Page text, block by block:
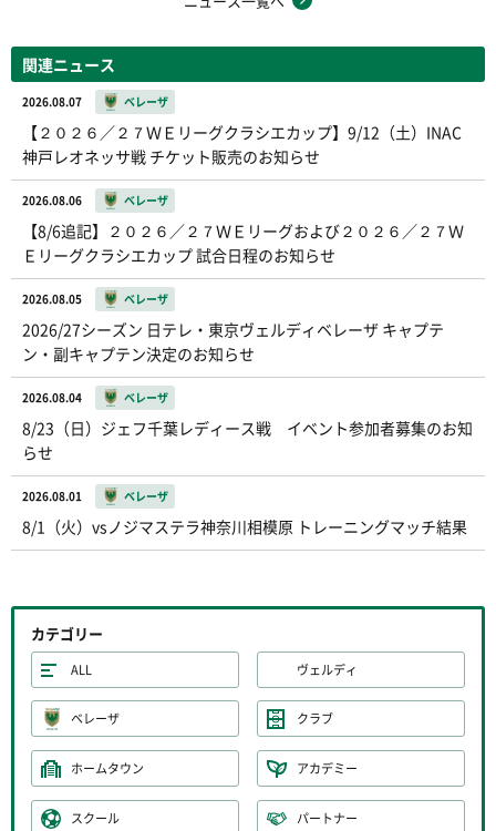
関連ニュース
2026.08.07 ベレーザ
【２０２６／２７ＷＥリーグクラシエカップ】9/12（土）INAC
神戸レオネッサ戦 チケット販売のお知らせ
2026.08.06 ベレーザ
【8/6追記】２０２６／２７ＷＥリーグおよび２０２６／２７Ｗ
Ｅリーグクラシエカップ 試合日程のお知らせ
2026.08.05 ベレーザ
2026/27シーズン 日テレ・東京ヴェルディベレーザ キャプテ
ン・副キャプテン決定のお知らせ
2026.08.04 ベレーザ
8/23（日）ジェフ千葉レディース戦 イベント参加者募集のお知
らせ
2026.08.01 ベレーザ
8/1（火）vsノジマステラ神奈川相模原 トレーニングマッチ結果
カテゴリー
ALL ヴェルディ
ベレーザ クラブ
ホームタウン アカデミー
スクール パートナー